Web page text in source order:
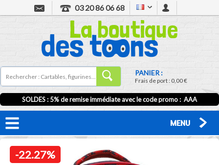
03 20 86 06 68
PANIER :
Frais de port :0,00 €
SOLDES : 5% de remise immédiate avec le code promo : AAA
MENU
-22.27%